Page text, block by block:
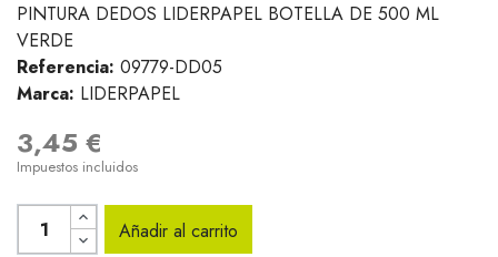
PINTURA DEDOS LIDERPAPEL BOTELLA DE 500 ML
VERDE
Referencia: 09779-DD05
Marca: LIDERPAPEL
3,45 €
Impuestos incluidos
Añadir al carrito